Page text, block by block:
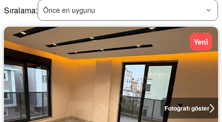
Sıralama: Önce en uygunu
Fotoğrafı göster
Yeni̇